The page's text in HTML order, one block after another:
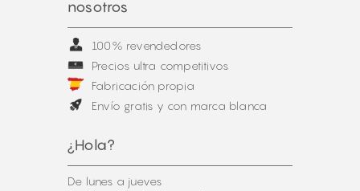
nosotros
100% revendedores
Precios ultra competitivos
Fabricación propia
Envío gratis y con marca blanca
¿Hola?
De lunes a jueves